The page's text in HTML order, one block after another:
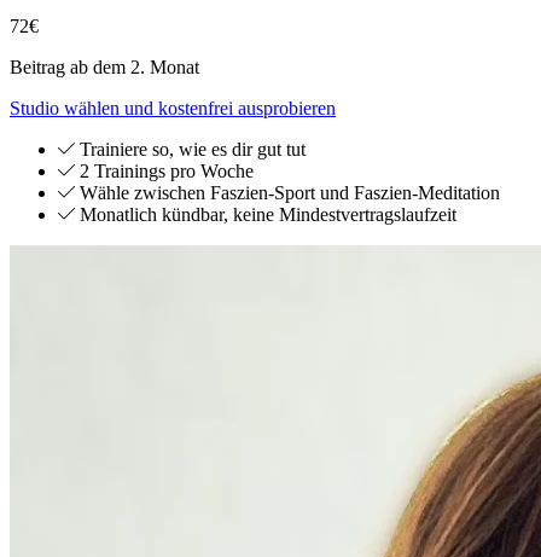
72€
Beitrag ab dem 2. Monat
Studio wählen und kostenfrei ausprobieren
Trainiere so, wie es dir gut tut
2 Trainings pro Woche
Wähle zwischen Faszien-Sport und Faszien-Meditation
Monatlich kündbar, keine Mindestvertragslaufzeit